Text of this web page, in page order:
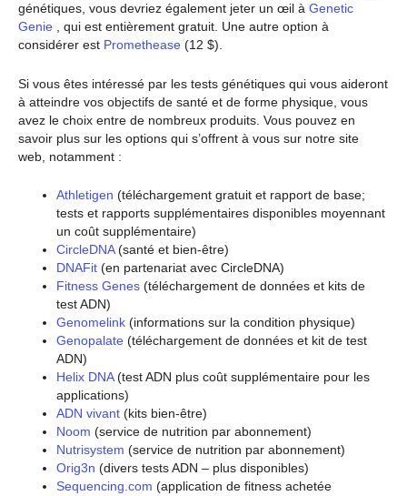
génétiques, vous devriez également jeter un œil à Genetic
Genie , qui est entièrement gratuit. Une autre option à
considérer est Promethease (12 $).
Si vous êtes intéressé par les tests génétiques qui vous aideront
à atteindre vos objectifs de santé et de forme physique, vous
avez le choix entre de nombreux produits. Vous pouvez en
savoir plus sur les options qui s’offrent à vous sur notre site
web, notamment :
Athletigen (téléchargement gratuit et rapport de base;
tests et rapports supplémentaires disponibles moyennant
un coût supplémentaire)
CircleDNA(santé et bien-être)
DNAFit (en partenariat avec CircleDNA)
Fitness Genes (téléchargement de données et kits de
test ADN)
Genomelink (informations sur la condition physique)
Genopalate (téléchargement de données et kit de test
ADN)
Helix DNA(test ADN plus coût supplémentaire pour les
applications)
ADN vivant (kits bien-être)
Noom (service de nutrition par abonnement)
Nutrisystem (service de nutrition par abonnement)
Orig3n (divers tests ADN – plus disponibles)
Sequencing.com (application de fitness achetée